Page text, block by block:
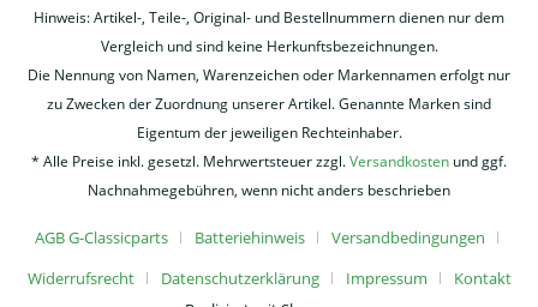
Hinweis: Artikel-, Teile-, Original- und Bestellnummern dienen nur dem
Vergleich und sind keine Herkunftsbezeichnungen.
Die Nennung von Namen, Warenzeichen oder Markennamen erfolgt nur
zu Zwecken der Zuordnung unserer Artikel. Genannte Marken sind
Eigentum der jeweiligen Rechteinhaber.
* Alle Preise inkl. gesetzl. Mehrwertsteuer zzgl.Versandkosten und ggf.
Nachnahmegebühren, wenn nicht anders beschrieben
AGB G-Classicparts Batteriehinweis
Versandbedingungen
Widerrufsrecht
Datenschutzerklärung Impressum
Kontakt